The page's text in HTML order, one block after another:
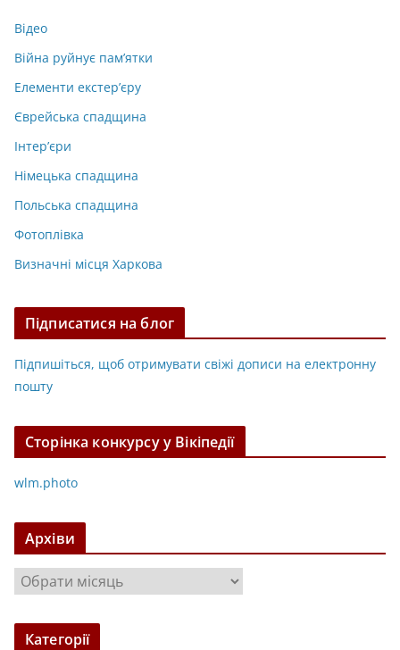
Відео
Війна руйнує пам’ятки
Елементи екстер’єру
Єврейська спадщина
Інтер’єри
Німецька спадщина
Польська спадщина
Фотоплівка
Визначні місця Харкова
Підписатися на блог
Підпишіться, щоб отримувати свіжі дописи на електронну
пошту
Сторінка конкурсу у Вікіпедії
wlm.photo
Архіви
р
х
Категорії